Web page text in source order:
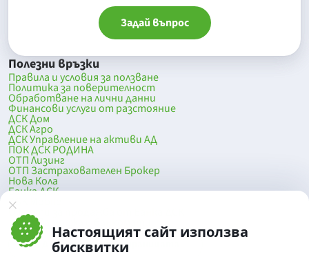
Настоящият сайт използва
бисквитки
Задай въпрос
Полезни връзки
Правила и условия за ползване
Политика за поверителност
Обработване на лични данни
Финансови услуги от разстояние
ДСК Дом
ДСК Агро
ДСК Управление на активи АД
ПОК ДСК РОДИНА
ОТП Лизинг
ОТП Застрахователен Брокер
Нова Кола
Банка ДСК
DSK Mobile
Оферти за продажба от Банка ДСК
Клонова мрежа и банкомати
До началото на страницата